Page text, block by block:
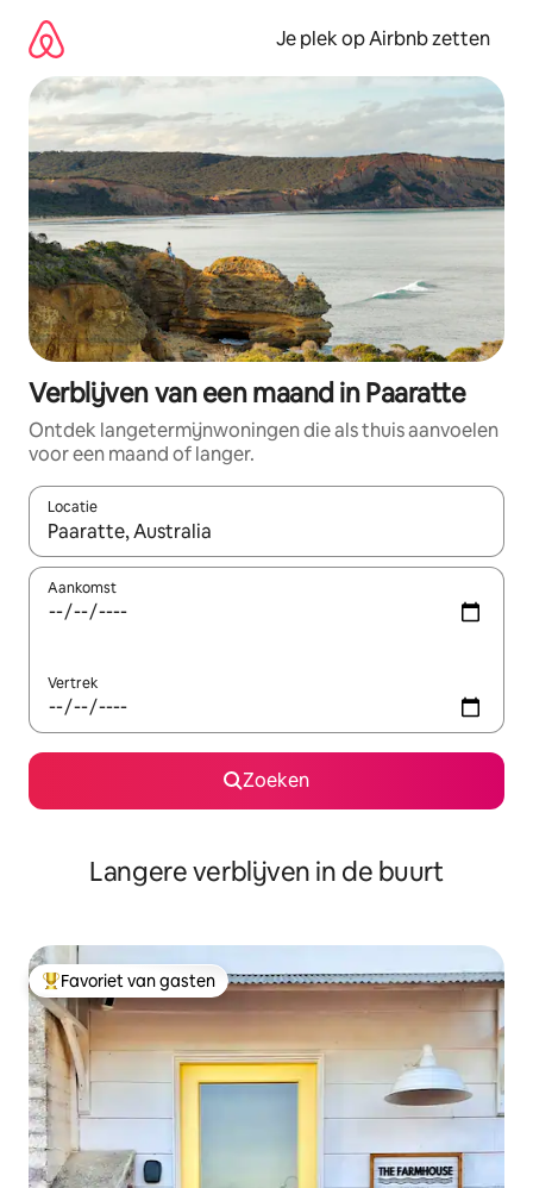
direct
naar
inhoud
Je plek op Airbnb zetten
Verblijven van een maand in Paaratte
Ontdek langetermijnwoningen die als thuis aanvoelen
voor een maand of langer.
Locatie
Wanneer er resultaten beschikbaar zijn, maak je een keuze
Aankomst
Vertrek
Zoeken
Langere verblijven in de buurt
Topfavoriet van gasten
Favoriet van gasten